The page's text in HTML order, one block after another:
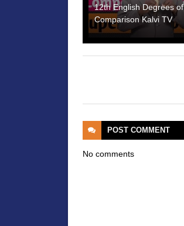
12th English Degrees of
Comparison Kalvi TV
POST COMMENT
No comments